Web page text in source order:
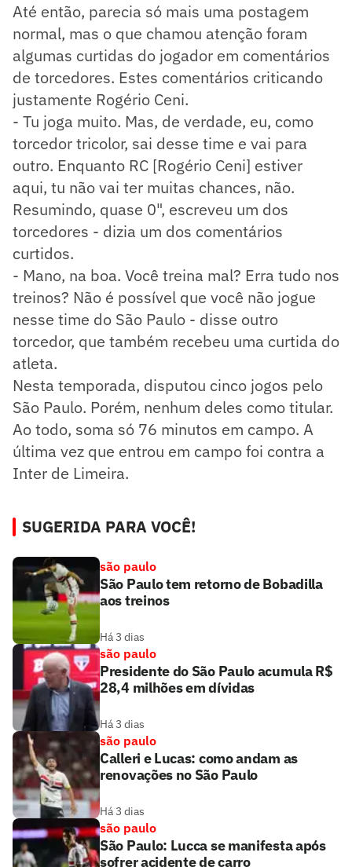
Até então, parecia só mais uma postagem
normal, mas o que chamou atenção foram
algumas curtidas do jogador em comentários
de torcedores. Estes comentários criticando
justamente Rogério Ceni.
- Tu joga muito. Mas, de verdade, eu, como
torcedor tricolor, sai desse time e vai para
outro. Enquanto RC [Rogério Ceni] estiver
aqui, tu não vai ter muitas chances, não.
Resumindo, quase 0", escreveu um dos
torcedores - dizia um dos comentários
curtidos.
- Mano, na boa. Você treina mal? Erra tudo nos
treinos? Não é possível que você não jogue
nesse time do São Paulo - disse outro
torcedor, que também recebeu uma curtida do
atleta.
Nesta temporada, disputou cinco jogos pelo
São Paulo. Porém, nenhum deles como titular.
Ao todo, soma só 76 minutos em campo. A
última vez que entrou em campo foi contra a
Inter de Limeira.
SUGERIDA PARA VOCÊ!
são paulo
São Paulo tem retorno de Bobadilla
aos treinos
Há 3 dias
são paulo
Presidente do São Paulo acumula R$
28,4 milhões em dívidas
Há 3 dias
são paulo
Calleri e Lucas: como andam as
renovações no São Paulo
Há 3 dias
são paulo
São Paulo: Lucca se manifesta após
sofrer acidente de carro